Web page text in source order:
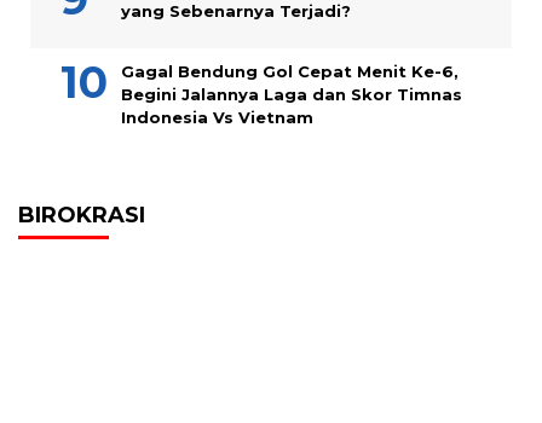
yang Sebenarnya Terjadi?
Gagal Bendung Gol Cepat Menit Ke-6,
Begini Jalannya Laga dan Skor Timnas
Indonesia Vs Vietnam
BIROKRASI